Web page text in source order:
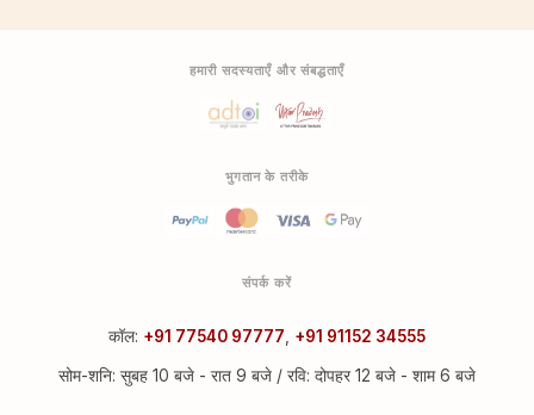
हमारी सदस्यताएँ और संबद्धताएँ
भुगतान के तरीके
संपर्क करें
कॉल: +91 77540 97777 +91 91152 34555
सोम-शनि: सुबह 10 बजे - रात 9 बजे / रवि: दोपहर 12 बजे - शाम 6 बजे